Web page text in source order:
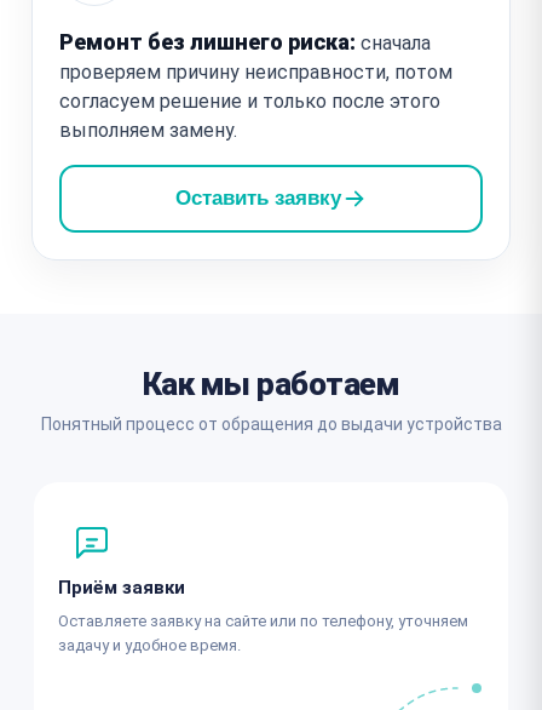
Ремонт без лишнего риска: сначала
проверяем причину неисправности, потом
согласуем решение и только после этого
выполняем замену.
Оставить заявку
Как мы работаем
Понятный процесс от обращения до выдачи устройства
Приём заявки
Оставляете заявку на сайте или по телефону, уточняем
задачу и удобное время.